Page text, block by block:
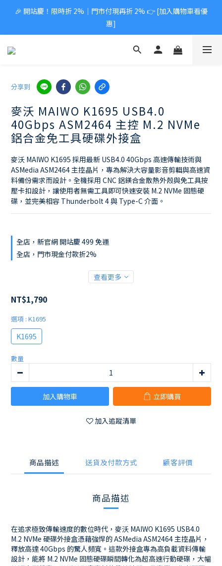
🎉 開站慶！限時折 2%｜門市付現再折 2% 👉 [加入購物車看優
惠]
分享到
麥沃 MAIWO K1695 USB4.0
40Gbps ASM2464 主控 M.2 NVMe
鋁合金免工具硬碟外接盒
麥沃 MAIWO K1695 採用最新 USB4.0 40Gbps 高速傳輸技術與
ASMedia ASM2464 主控晶片，專為解決大容量影音剪輯與高速資
料備份需求而設計。全機採用 CNC 鋁鎂合金散熱外殼與免工具按
壓卡扣設計，讓使用者無需工具即可快速安裝 M.2 NVMe 固態硬
碟，並完美相容 Thunderbolt 4 與 Type-C 介面。
全店，新官網 開站慶 499 免運
全店，門市現金付款折2%
查看更多
NT$1,790
選項 : K1695
K1695
數量
加入購物車 立即購買
加入追蹤清單
商品描述 送貨及付款方式 顧客評價
商品描述
在追求極致傳輸速度的數位時代，麥沃 MAIWO K1695 USB4.0
M.2 NVMe 硬碟外接盒憑藉強悍的 ASMedia ASM2464 主控晶片，
釋放高達 40Gbps 的驚人頻寬。這款外接盒專為高負載資料傳輸
設計，能將 M.2 NVMe 固態硬碟瞬間轉化為超高速行動硬碟，大幅